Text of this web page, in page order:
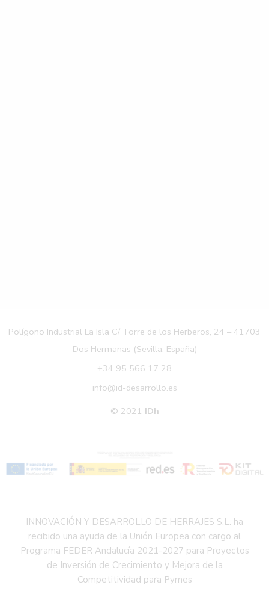
Polígono Industrial La Isla C/ Torre de los Herberos, 24 – 41703
Dos Hermanas (Sevilla, España)
+34 95 566 17 28
info@id-desarrollo.es
© 2021 IDh
INNOVACIÓN Y DESARROLLO DE HERRAJES S.L. ha
recibido una ayuda de la Unión Europea con cargo al
Programa FEDER Andalucía 2021-2027 para Proyectos
de Inversión de Crecimiento y Mejora de la
Competitividad para Pymes